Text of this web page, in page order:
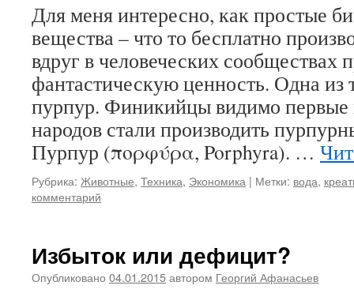
Для меня интересно, как простые
вещества – что то бесплатно
вдруг в человеческих сообществах
фантастическую ценность. Одна из
пурпур. Финикийцы видимо первые
народов стали производить
Пурпур (πορφύρα, Porphyra). …
Рубрика: Животные, Техника, Экономика | Метки: вода,
комментарий
Избыток или дефицит?
Опубликовано 04.01.2015автором Георгий Афанасьев